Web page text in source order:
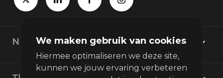
Newsroom
We maken gebruik van cookies
Hiermee optimaliseren we deze site,
kunnen we jouw ervaring verbeteren